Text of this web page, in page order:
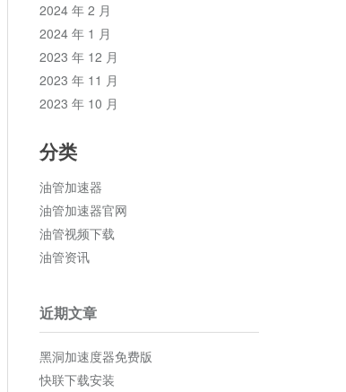
2024 年 2 月
2024 年 1 月
2023 年 12 月
2023 年 11 月
2023 年 10 月
分类
油管加速器
油管加速器官网
油管视频下载
油管资讯
近期文章
黑洞加速度器免费版
快联下载安装